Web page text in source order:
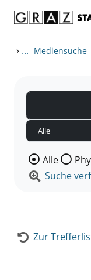
› ... Mediensuche
Wählen Sie
Alle
Suche
Zur